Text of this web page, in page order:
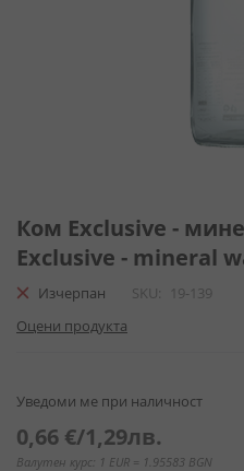
към
началото
на
галерия
снимки
Ком Exclusive -
Exclusive - mineral
Изчерпан SKU
19-139
Оцени продукта
Уведоми ме при наличност
0,66 €/1,29лв.
Валутен курс: 1 EUR = 1.95583 BGN